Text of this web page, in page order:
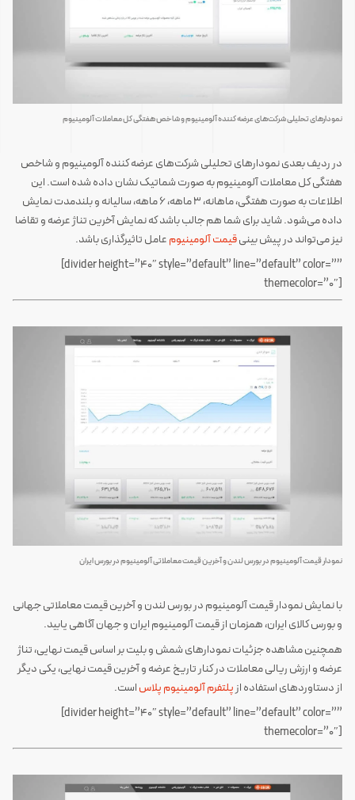
نمودارهای تحلیلی شرکت‌های عرضه کننده آلومینیوم و شاخص هفتگی کل معاملات آلومینیوم
‍‌‎‍‌در ردیف بعدی نمودارهای تحلیلی شرکت‌های عرضه کننده آلومینیوم و شاخص
هفتگی کل معاملات آلومینیوم به صورت شماتیک نشان داده شده است. این
اطلاعات به صورت هفتگی، ماهانه، 3 ماهه، 6 ماهه، سالیانه و بلندمدت نمایش
داده می‌شود. شاید برای شما هم جالب باشد که نمایش آخرین تناژ عرضه و تقاضا
نیز می‌تواند در پیش بینیقیمت آلومینیومعامل تاثیرگذاری باشد.
‍‌‎‍‌‎‏‎‍‌[divider height=”40″ style=”default” line=”default” color=””
themecolor=”0″]
نمودار قیمت آلومینیوم در بورس لندن و آخرین قیمت معاملاتی آلومینیوم در بورس ایران
با نمایش نمودار قیمت آلومینیوم در بورس لندن و آخرین قیمت معاملاتی جهانی
و بورس کالای ایران، همزمان از قیمت آلومینیوم ایران و جهان آگاهی یابید.
همچنین مشاهده جزئیات نمودارهای شمش و بلیت بر اساس قیمت نهایی، تناژ
عرضه و ارزش ریالی معاملات در کنار تاریخ عرضه و آخرین قیمت نهایی، یکی دیگر
از دستاوردهای استفاده ازپلتفرم آلومینیوم پلاساست.
‍‌‎‍‌‎‏‎‍‌[divider height=”40″ style=”default” line=”default” color=””
themecolor=”0″]